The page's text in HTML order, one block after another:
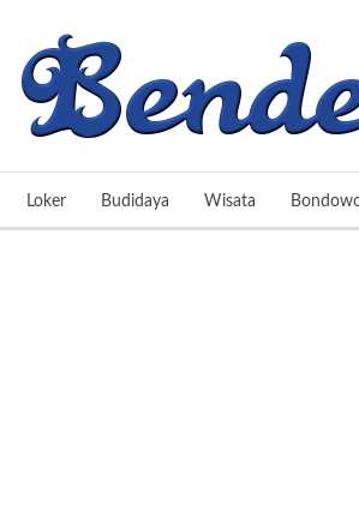
Loker Budidaya Wisata